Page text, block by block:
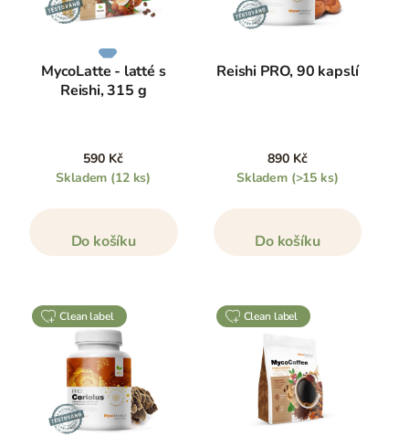
MycoLatte - latté s
Reishi, 315 g
590 Kč
Skladem (12 ks)
Do košíku
Reishi PRO, 90 kapslí
890 Kč
Skladem (>15 ks)
Do košíku
clean label clean label